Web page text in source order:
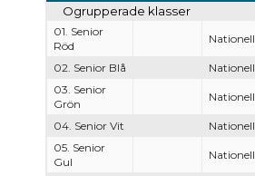
Ogrupperade klasser
01. Senior
Röd
Nationell
02. Senior Blå
Nationell
03. Senior
Grön
Nationell
04. Senior Vit
Nationell
05. Senior
Gul
Nationell